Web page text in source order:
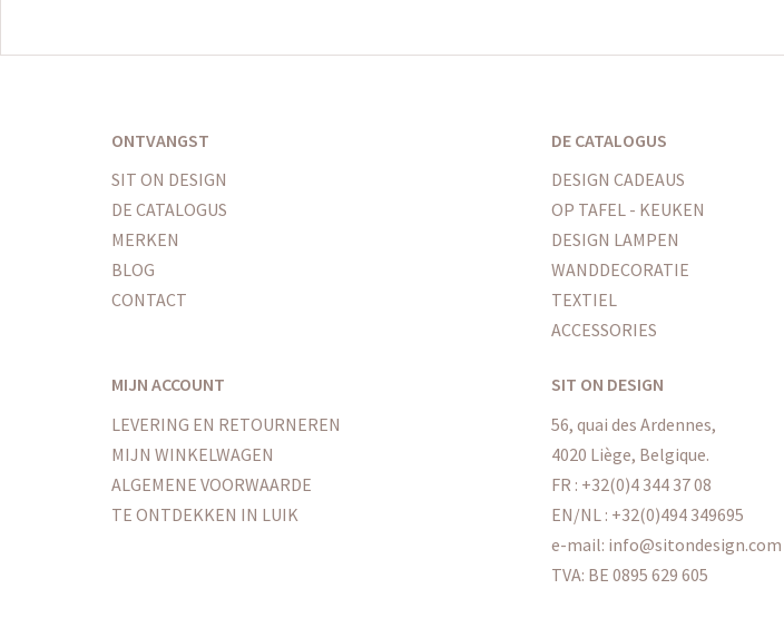
ONTVANGST
SIT ON DESIGN
DE CATALOGUS
MERKEN
BLOG
CONTACT
DE CATALOGUS
DESIGN CADEAUS
OP TAFEL - KEUKEN
DESIGN LAMPEN
WANDDECORATIE
TEXTIEL
ACCESSORIES
MIJN ACCOUNT
LEVERING EN RETOURNEREN
MIJN WINKELWAGEN
ALGEMENE VOORWAARDE
TE ONTDEKKEN IN LUIK
SIT ON DESIGN
56, quai des Ardennes,
4020 Liège, Belgique.
FR : +32(0)4 344 37 08
EN/NL : +32(0)494 349695
e-mail: info@sitondesign.com
TVA: BE 0895 629 605